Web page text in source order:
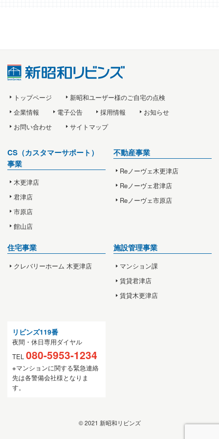
トップページ
新昭和ユーザー様のご自宅の点検
企業情報
電子公告 採用情報
お知らせ
お問い合わせ
サイトマップ
CS（カスタマーサポート）
事業
木更津店
君津店
市原店
館山店
不動産事業
Reノーヴェ木更津店
Reノーヴェ君津店
Reノーヴェ市原店
住宅事業
クレバリーホーム 木更津店
施設管理事業
マンション課
賃貸君津店
賃貸木更津店
リビンズ119番
夜間・休日専用ダイヤル
TEL 080-5953-1234
※マンションに関する緊急連絡
先は各警備会社様となりま
す。
© 2021 新昭和リビンズ